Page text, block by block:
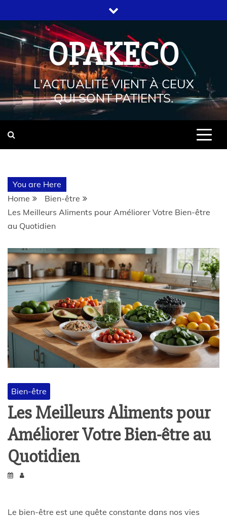
OPAKECO
L'ACTUALITÉ VIENT À CEUX
QUI SONT PATIENTS.
You are Here
Home
Bien-être
Les Meilleurs Aliments pour Améliorer Votre Bien-être
au Quotidien
Bien-être
Les Meilleurs Aliments pour
Améliorer Votre Bien-être au
Quotidien
Le bien-être est une quête constante dans nos vies